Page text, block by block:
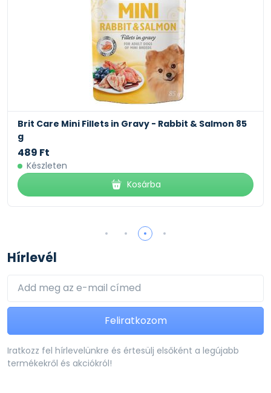
Brit Care Mini Fillets in Gravy - Rabbit & Salmon 85
g
489 Ft
Készleten
Kosárba
Hírlevél
Feliratkozom
Iratkozz fel hírlevelünkre és értesülj elsőként a legújabb
termékekről és akciókról!